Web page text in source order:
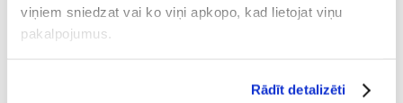
viņiem sniedzat vai ko viņi apkopo, kad lietojat viņu
pakalpojumus.
Rādīt detalizēti
PIEVIENOT GROZAM
(5.74 € / kg)